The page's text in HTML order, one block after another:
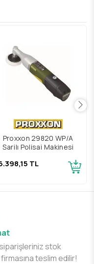
Proxxon 29820 WP/A
Şarjlı Polisaj Makinesi
TL
stok
teslim edilir!